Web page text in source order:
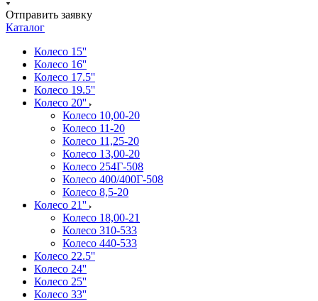
Отправить заявку
Каталог
Колесо 15''
Колесо 16''
Колесо 17.5''
Колесо 19.5''
Колесо 20''
Колесо 10,00-20
Колесо 11-20
Колесо 11,25-20
Колесо 13,00-20
Колесо 254Г-508
Колесо 400/400Г-508
Колесо 8,5-20
Колесо 21''
Колесо 18,00-21
Колесо 310-533
Колесо 440-533
Колесо 22.5''
Колесо 24''
Колесо 25''
Колесо 33''